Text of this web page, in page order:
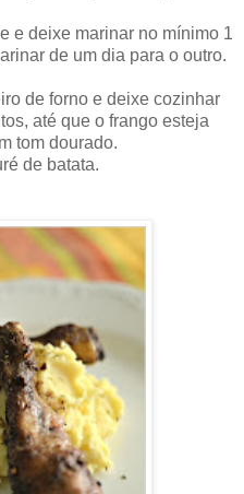
e deixe marinar no mínimo 1
de um dia para o outro.
de forno e deixe cozinhar
até que o frango esteja
tom dourado.
de batata.